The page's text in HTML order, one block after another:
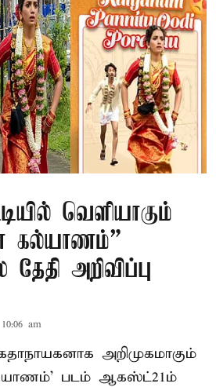
வெளியாகும்
கல்யாணம்”
அறிவிப்பு
am
அறிமுகமாகும்
படம் ஆகஸ்ட்21ம்